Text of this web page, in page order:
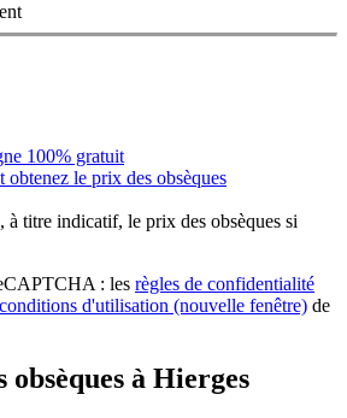
100% gratuit
obtenez le prix des obsèques
à titre indicatif, le prix des obsèques si
: les règles de confidentialité
conditions d'utilisation (nouvelle fenêtre) de
à Hierges